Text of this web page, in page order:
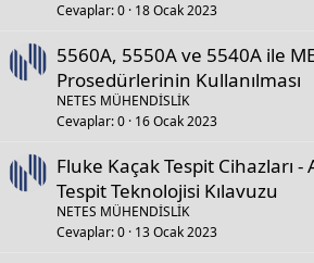
Cevaplar 0 18 Ocak 2023
5560A, 5550A ve 5540A ile
Prosedürlerinin Kullanılması
NETES MÜHENDİSLİK
Cevaplar 0 16 Ocak 2023
Fluke Kaçak Tespit Cihazları -
Tespit Teknolojisi Kılavuzu
NETES MÜHENDİSLİK
Cevaplar 0 13 Ocak 2023